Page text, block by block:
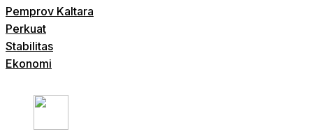
Pemprov Kaltara
Perkuat
Stabilitas
Ekonomi